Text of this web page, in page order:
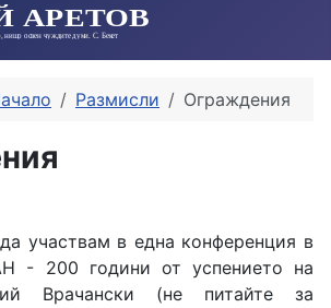
Размисли Ограждения
участвам в една конференция в
- 200 години от успението на
Врачански (не питайте за